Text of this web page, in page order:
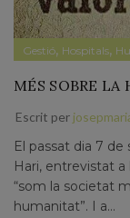
Gestió, Hospitals,
MÉS SOBRE
Escrit per
El passat dia 7
Hari, entrevistat a
“som la societat
humanitat”. I a...